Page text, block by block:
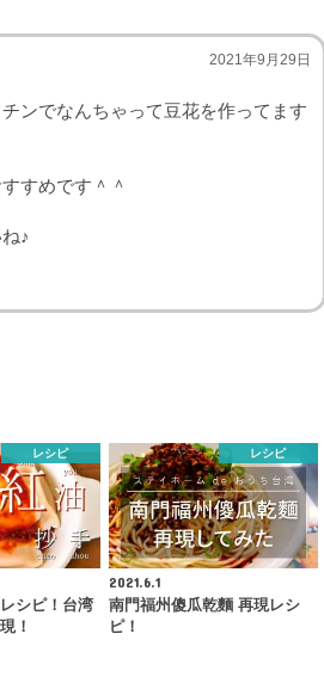
2021年9月29日
ンでなんちゃって豆花を作ってます
すめです＾＾
♪
レシピ
シピ！台湾
！
レシピ
2021.6.1
南門福州傻瓜乾麵 再現レシ
ピ！